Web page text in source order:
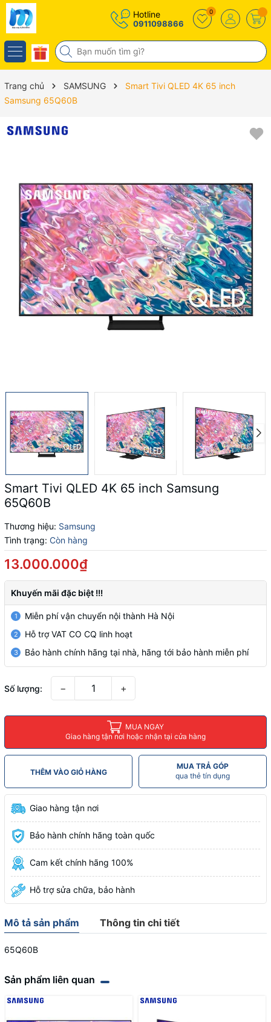
Hotline
0911098866
0
Trang chủ SAMSUNG
Smart Tivi QLED 4K 65 inch
Samsung 65Q60B
Smart Tivi QLED 4K 65 inch Samsung
65Q60B
Thương hiệu: Samsung
Tình trạng: Còn hàng
13.000.000₫
Khuyến mãi đặc biệt !!!
1 Miễn phí vận chuyển nội thành Hà Nội
2 Hỗ trợ VAT CO CQ linh hoạt
3 Bảo hành chính hãng tại nhà, hãng tới bảo hành miễn phí
Số lượng: − +
MUA NGAY
Giao hàng tận nơi hoặc nhận tại cửa hàng
THÊM VÀO GIỎ HÀNG
MUA TRẢ GÓP
qua thẻ tín dụng
Giao hàng tận nơi
Bảo hành chính hãng toàn quốc
Cam kết chính hãng 100%
Hỗ trợ sửa chữa, bảo hành
Mô tả sản phẩm Thông tin chi tiết
65Q60B
Sản phẩm liên quan